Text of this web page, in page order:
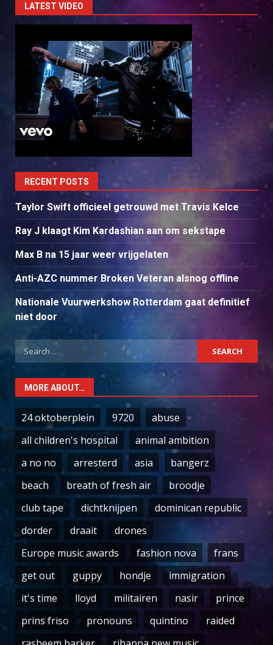
LATEST VIDEO
RECENT POSTS
Taylor Swift officieel getrouwd met Travis Kelce
Ray J klaagt Kim Kardashian aan om sekstape
Max B na 15 jaar weer vrijgelaten
Anti-AZC nummer Broken Veteran alsnog offline
Nationale Vuurwerkshow Rotterdam gaat definitief
niet door
Search
for:
MORE ABOUT…
24 oktoberplein 9720
abuse
all children's hospital
animal ambition
a no no
arresterd asia
bangerz
beach
breath of fresh air
broodje
club tape
dichtknijpen
dominican republic
dorder
draait
drones
Europe music awards
fashion nova
frans
get out
guppy hondje
immigration
it's time
lloyd militairen nasir
prince
prins friso
pronouns quintino
raided